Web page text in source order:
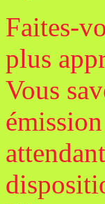
Faites-
plus
Vous